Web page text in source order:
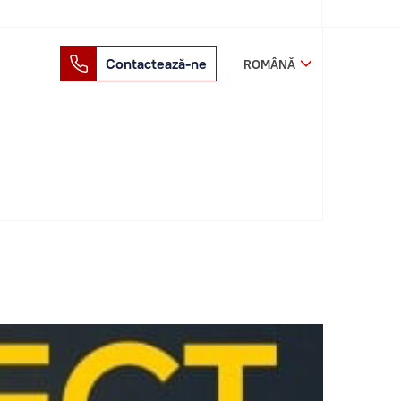
Contactează-ne ROMÂNĂ